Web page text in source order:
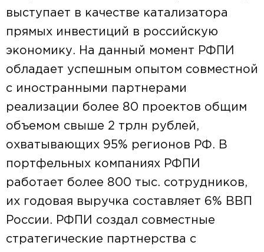
выступает в качестве катализатора
прямых инвестиций в российскую
экономику. На данный момент РФПИ
обладает успешным опытом совместной
с иностранными партнерами
реализации более 80 проектов общим
объемом свыше 2 трлн рублей,
охватывающих 95% регионов РФ. В
портфельных компаниях РФПИ
работает более 800 тыс. сотрудников,
их годовая выручка составляет 6% ВВП
России. РФПИ создал совместные
стратегические партнерства с